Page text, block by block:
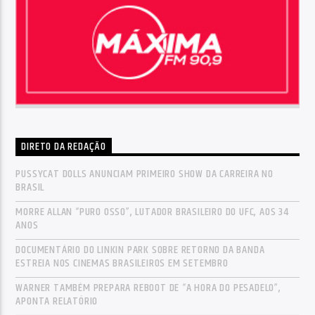
DIRETO DA REDAÇÃO
PUSSYCAT DOLLS ANUNCIAM PRIMEIRO SHOW DA CARREIRA NO
BRASIL
MORRE ALLAN “PURO OSSO”, LUTADOR BRASILEIRO DO UFC, AOS 34
ANOS
DOCUMENTÁRIO DO LINKIN PARK SOBRE RETORNO DA BANDA
ESTREIA NOS CINEMAS BRASILEIROS EM SETEMBRO
WARNER TAMBÉM PREPARA REBOOT DE “A HORA DO PESADELO”,
APONTA RELATÓRIO